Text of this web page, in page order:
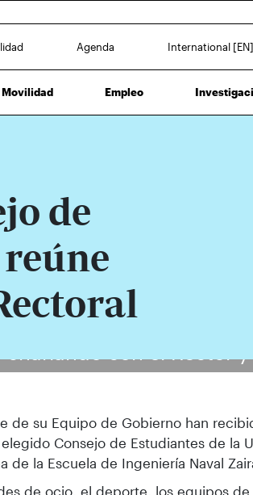
Agenda International [EN]
Movilidad Empleo
de
de su Equipo de Gobierno han
Consejo de Estudiantes de la
de la Escuela de Ingeniería Naval
de ocio, el deporte, los equipos